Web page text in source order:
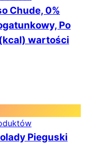
Chude, 0%
Po
wartości
Pieguski